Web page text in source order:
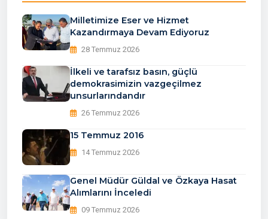
Milletimize Eser ve Hizmet
Kazandırmaya Devam Ediyoruz
28 Temmuz 2026
İlkeli ve tarafsız basın, güçlü
demokrasimizin vazgeçilmez
unsurlarındandır
26 Temmuz 2026
15 Temmuz 2016
14 Temmuz 2026
Genel Müdür Güldal ve Özkaya Hasat
Alımlarını İnceledi
09 Temmuz 2026